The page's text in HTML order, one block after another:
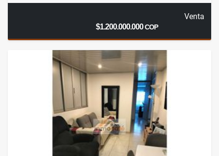
Venta
$1.200.000.000COP